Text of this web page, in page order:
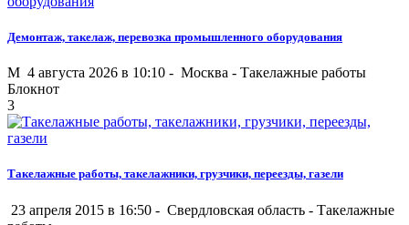
Демонтаж, такелаж, перевозка промышленного оборудования
M 4 августа 2026 в 10:10 - Москва - Такелажные работы
Блокнот
3
Такелажные работы, такелажники, грузчики, переезды, газели
23 апреля 2015 в 16:50 - Свердловская область - Такелажные